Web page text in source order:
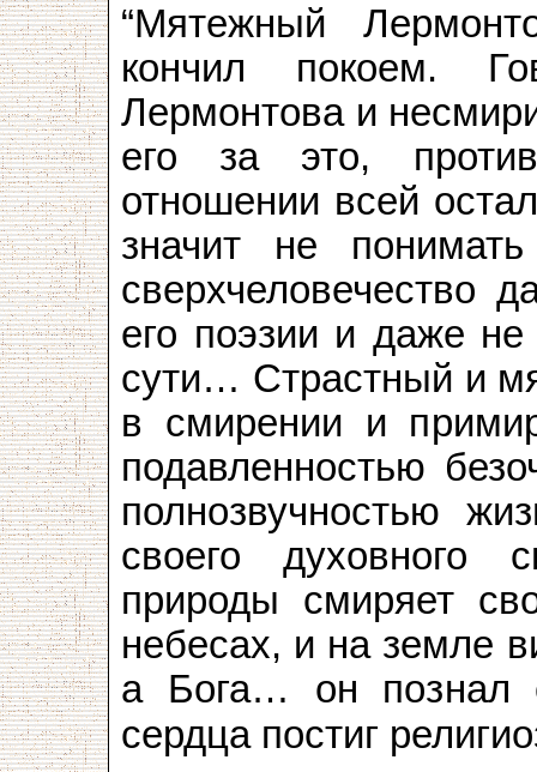
“Мятежный
кончил покоем.
Лермонтова и
его за это,
отношении всей
значит не
сверхчеловечество
его поэзии и даже не
сути… Страстный и
в смирении и
подавленностью
полнозвучностью
своего духовного
природы смиряет
небесах, и на земле
а Бога… он познал
сердца постиг